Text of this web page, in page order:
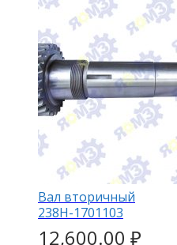
Вал вторичный
238Н-1701103
12,600.00 ₽